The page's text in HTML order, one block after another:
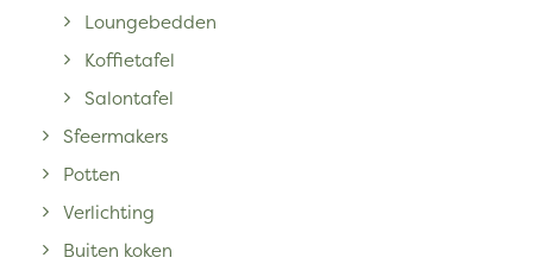
Loungebedden
Koffietafel
Salontafel
Sfeermakers
Potten
Verlichting
Buiten koken